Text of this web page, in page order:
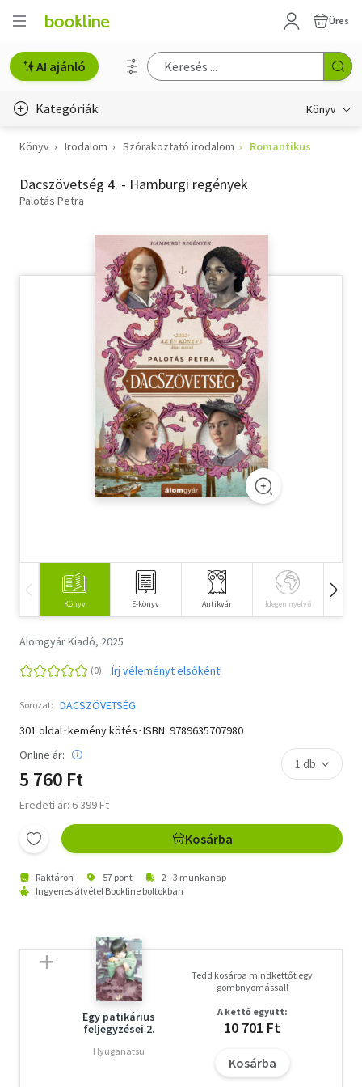
Üres
AI ajánló
Kategóriák Könyv
Életmód, egészség
Erotika
Hobbi, szabadidő
Szótár, nyelvkönyv
Tankönyv, segédkönyv
Társadalomtudomány
Természettudomány
Vallás
Könyv Irodalom Szórakoztató irodalom Romantikus
Dacszövetség 4. - Hamburgi regények
Palotás Petra
Könyv E-könyv Antikvár Idegen nyelvű
Álomgyár Kiadó, 2025
Írj véleményt elsőként!
Sorozat: DACSZÖVETSÉG
301 oldal･kemény kötés･ISBN: 9789635707980
Online ár:
5 760 Ft
Eredeti ár: 6 399 Ft
Kosárba
Raktáron 57 pont
2 - 3 munkanap
Ingyenes átvétel Bookline boltokban
Egy patikárius
feljegyzései 2.
Hyuganatsu
Tedd kosárba mindkettőt egy
gombnyomással!
A kettő együtt:
10 701 Ft
Kosárba